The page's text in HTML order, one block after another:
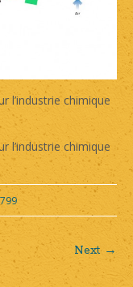
l’industrie chimique
l’industrie chimique
Next →